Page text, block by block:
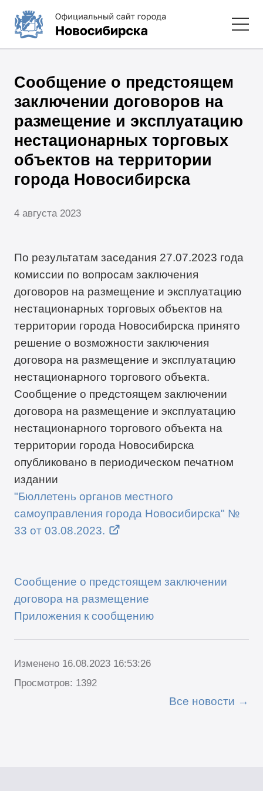
Сообщение о предстоящем
заключении договоров на
размещение и эксплуатацию
нестационарных торговых
объектов на территории
города Новосибирска
4 августа 2023
По результатам заседания 27.07.2023 года
комиссии по вопросам заключения
договоров на размещение и эксплуатацию
нестационарных торговых объектов на
территории города Новосибирска принято
решение о возможности заключения
договора на размещение и эксплуатацию
нестационарного торгового объекта.
Сообщение о предстоящем заключении
договора на размещение и эксплуатацию
нестационарного торгового объекта на
территории города Новосибирска
опубликовано в периодическом печатном
издании
"Бюллетень органов местного
самоуправления города Новосибирска" №
33 от 03.08.2023.
Сообщение о предстоящем заключении
договора на размещение
Приложения к сообщению
Изменено 16.08.2023 16:53:26
Просмотров: 1392
Все новости